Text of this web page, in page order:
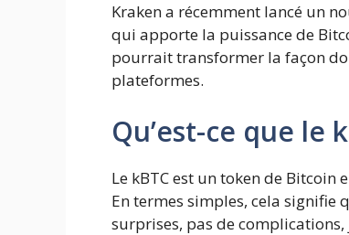
Kraken a récemment lancé un
qui apporte la puissance de
pourrait transformer la façon
plateformes.
Qu’est-ce que le
Le kBTC est un token de
En termes simples, cela signifie
surprises, pas de